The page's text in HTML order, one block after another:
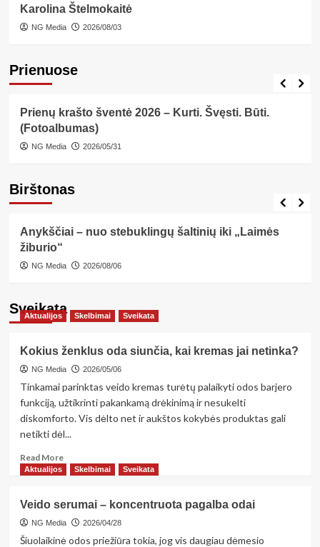
5
Aktualijos
1
Aktualijos Skelbimai Sveikata
3
Aktualijos
Aktualijos Skelbimai
Dantų protezavimas: kokiais atvejais
jis reikalingas?
5
Aktualijos Bendruomenė Sveikata
Karolina Štelmokaitė
NG Media 2026/08/03
Prienuose
Aktualijos Bendruomenė
Prienų krašto šventė 2026 – Kurti. Švęsti. Būti.
(Fotoalbumas)
NG Media 2026/05/31
Birštonas
Birštonas Kelionės
Anykščiai – nuo stebuklingų šaltinių iki „Laimės
žiburio“
NG Media 2026/08/06
Sveikata
Aktualijos Skelbimai Sveikata
Kokius ženklus oda siunčia, kai kremas jai netinka?
NG Media 2026/05/06
Tinkamai parinktas veido kremas turėtų palaikyti odos barjero
funkciją, užtikrinti pakankamą drėkinimą ir nesukelti
diskomforto. Vis dėlto net ir aukštos kokybės produktas gali
netikti dėl...
Read MoreRead
more
ženklus
oda
siunčia,
Aktualijos Skelbimai Sveikata
Veido serumai – koncentruota pagalba odai
NG Media 2026/04/28
Šiuolaikinė odos priežiūra tokia, jog vis daugiau dėmesio